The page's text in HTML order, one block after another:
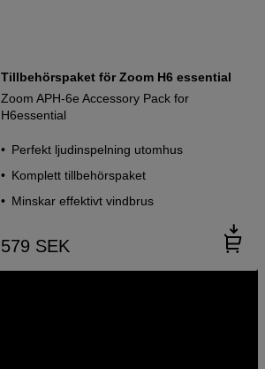
Tillbehörspaket för Zoom H6 essential
Zoom APH-6e Accessory Pack for
H6essential
Perfekt ljudinspelning utomhus
Komplett tillbehörspaket
Minskar effektivt vindbrus
579 SEK